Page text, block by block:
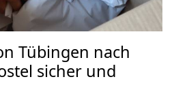
Tübingen nach
sicher und